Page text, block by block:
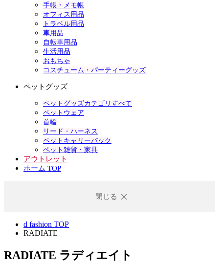
手帳・メモ帳
オフィス用品
トラベル用品
車用品
自転車用品
生活用品
おもちゃ
コスチューム・パーティーグッズ
ペットグッズ
ペットグッズカテゴリすべて
ペットウェア
首輪
リード・ハーネス
ペットキャリーバック
ペット雑貨・家具
アウトレット
ホーム TOP
閉じる
d fashion TOP
RADIATE
RADIATE ラディエイト